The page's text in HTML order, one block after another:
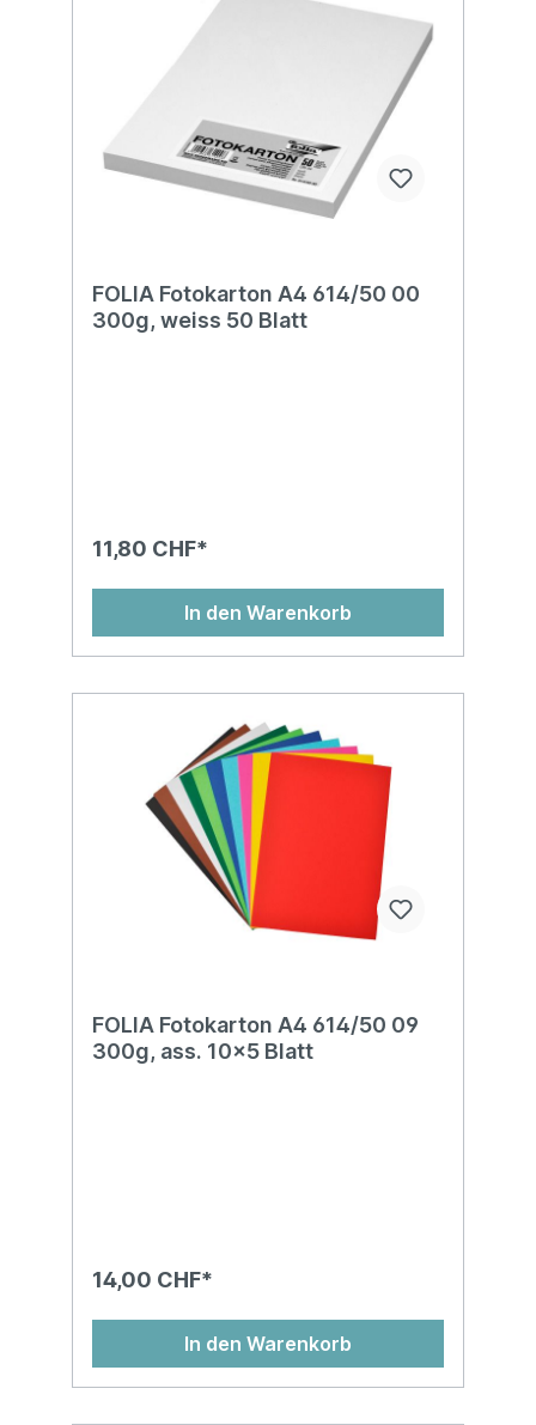
FOLIA Fotokarton A4 614/50 00
300g, weiss 50 Blatt
11,80 CHF*
In den Warenkorb
FOLIA Fotokarton A4 614/50 09
300g, ass. 10x5 Blatt
14,00 CHF*
In den Warenkorb